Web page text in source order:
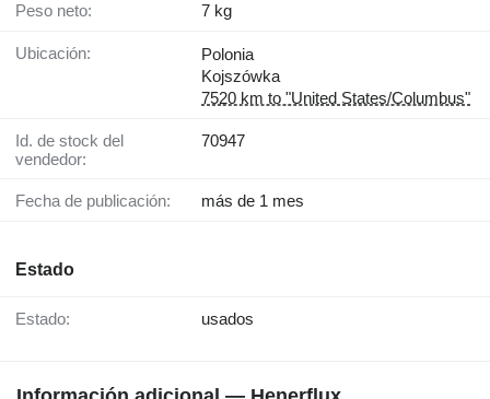
Peso neto: 7 kg
Ubicación:
Polonia
Kojszówka
7520 km to "United States/Columbus"
Id. de stock del
vendedor:
70947
Fecha de publicación: más de 1 mes
Estado
Estado: usados